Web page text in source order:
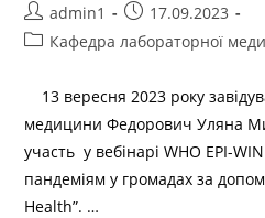
admin1
17.09.2023
Кафедра лабораторної
13 вересня 2023 року
медицини Федорович Уляна
участь у вебінарі WHO EPI-
пандеміям у громадах за
Health”. …